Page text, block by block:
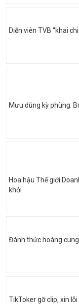
Diễn viên TVB “khai
Mưu dũng kỳ phùng:
Hoa hậu Thế giới
khởi
Đánh thức hoàng
TikToker gỡ clip, xin